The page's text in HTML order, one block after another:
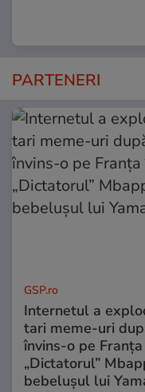
PARTENERI
GSP.ro
Internetul a
tari meme-uri
învins-o pe
„Dictatorul”
bebelușul lui